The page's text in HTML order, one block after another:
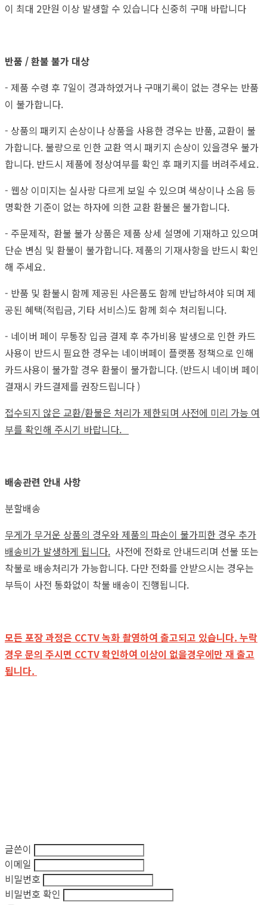
이 최대 2만원 이상 발생할 수 있습니다 신중히 구매 바랍니다
반품 / 환불 불가 대상
- 제품 수령 후 7일이 경과하였거나 구매기록이 없는 경우는 반품
이 불가합니다.
- 상품의 패키지 손상이나 상품을 사용한 경우는 반품, 교환이 불
가합니다. 불량으로 인한 교환 역시 패키지 손상이 있을경우 불가
합니다. 반드시 제품에 정상여부를 확인 후 패키지를 버려주세요.
- 웹상 이미지는 실사랑 다르게 보일 수 있으며 색상이나 소음 등
명확한 기준이 없는 하자에 의한 교환 환불은 불가합니다.
- 주문제작, 환불 불가 상품은 제품 상세 설명에 기재하고 있으며
단순 변심 및 환불이 불가합니다. 제품의 기재사항을 반드시 확인
해 주세요.
- 반품 및 환불시 함께 제공된 사은품도 함께 반납하셔야 되며 제
공된 혜택(적립금, 기타 서비스)도 함께 회수 처리됩니다.
- 네이버 페이 무통장 입금 결제 후 추가비용 발생으로 인한 카드
사용이 반드시 필요한 경우는 네이버페이 플랫폼 정책으로 인해
카드사용이 불가할 경우 환불이 불가합니다. (반드시 네이버 페이
결재시 카드결제를 권장드립니다 )
접수되지 않은 교환/환불은 처리가 제한되며 사전에 미리 가능 여
부를 확인해 주시기 바랍니다.
배송관련 안내 사항
분할배송
무게가 무거운 상품의 경우와 제품의 파손이 불가피한 경우 추가
배송비가 발생하게 됩니다. 사전에 전화로 안내드리며 선불 또는
착불로 배송처리가 가능합니다. 다만 전화를 안받으시는 경우는
부득이 사전 통화없이 착불 배송이 진행됩니다.
모든 포장 과정은 CCTV 녹화 촬영하여 출고되고 있습니다. 누락
경우 문의 주시면 CCTV 확인하여 이상이 없을경우에만 재 출고
됩니다.
글쓴이
이메일
비밀번호
비밀번호 확인